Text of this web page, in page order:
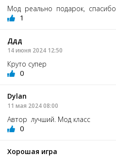
Мод реально подарок, спасибо
1
Ддд
14 июня 2024 12:50
Круто супер
0
Dylan
11 мая 2024 08:00
Автор лучший. Мод класс
0
Хорошая игра